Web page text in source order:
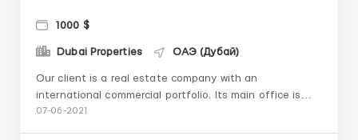
1000 $
Dubai Properties ОАЭ (Дубай)
Our client is a real estate company with an
international commercial portfolio. Its main office is
located in Dubai and they have a network of
07-06-2021